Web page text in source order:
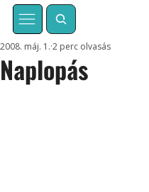
Naplopás
2008. máj. 1. 2 perc olvasás